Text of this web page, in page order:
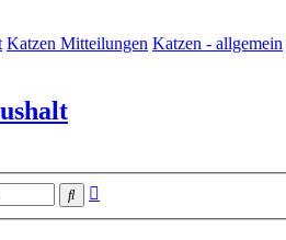
Katzen Mitteilungen Katzen - allgemein
Suche